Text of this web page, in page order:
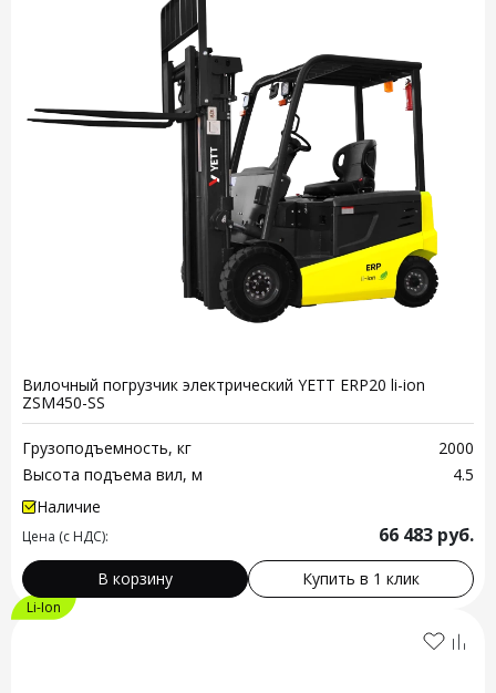
Вилочный погрузчик электрический YETT ERP20 li-ion
ZSM450-SS
Грузоподъемность, кг
2000
Высота подъема вил, м
4.5
Наличие
Цена (с НДС): 66 483 руб.
В корзину Купить в 1 клик
Li-Ion